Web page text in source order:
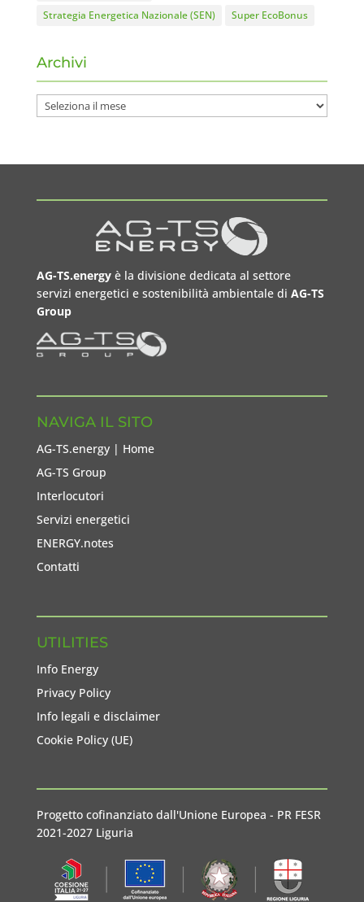
Strategia Energetica Nazionale (SEN)
Super EcoBonus
Archivi
Archivi
AG-TS.energyè la divisione dedicata al settore
servizi energetici e sostenibilità ambientale di AG-TS
Group
NAVIGA IL SITO
AG-TS.energy | Home
AG-TS Group
Interlocutori
Servizi energetici
ENERGY.notes
Contatti
UTILITIES
Info Energy
Privacy Policy
Info legali e disclaimer
Cookie Policy (UE)
Progetto cofinanziato dall'Unione Europea - PR FESR
2021-2027 Liguria